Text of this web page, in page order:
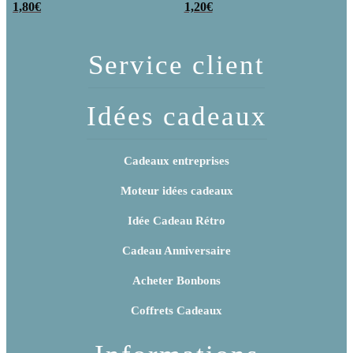
poudre (x20)
1,80€
x 3
1,20€
Service client
Idées cadeaux
Cadeaux entreprises
Moteur idées cadeaux
Idée Cadeau Rétro
Cadeau Anniversaire
Acheter Bonbons
Coffrets Cadeaux